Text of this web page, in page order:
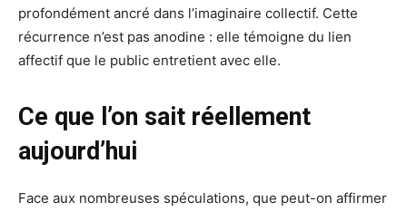
profondément ancré dans l’imaginaire collectif. Cette
récurrence n’est pas anodine : elle témoigne du lien
affectif que le public entretient avec elle.
Ce que l’on sait réellement
aujourd’hui
Face aux nombreuses spéculations, que peut-on affirmer